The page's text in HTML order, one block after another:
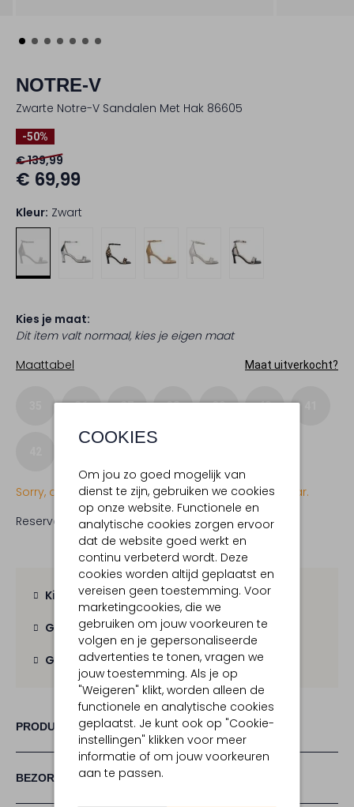
COOKIES
Om jou zo goed mogelijk van
dienst te zijn, gebruiken we cookies
op onze website. Functionele en
analytische cookies zorgen ervoor
dat de website goed werkt en
continu verbeterd wordt. Deze
cookies worden altijd geplaatst en
vereisen geen toestemming. Voor
marketingcookies, die we
gebruiken om jouw voorkeuren te
volgen en je gepersonaliseerde
advertenties te tonen, vragen we
jouw toestemming. Als je op
"Weigeren" klikt, worden alleen de
functionele en analytische cookies
geplaatst. Je kunt ook op "Cookie-
instellingen" klikken voor meer
informatie of om jouw voorkeuren
aan te passen.
NOTRE-V
Zwarte Notre-V Sandalen Met Hak 86605
-50%
€ 139,99
€ 69,99
Kleur: Zwart
Kies je maat:
Dit item valt normaal, kies je eigen maat
Maattabel
Maat uitverkocht?
36 37 38 39 40
Sorry, dit item is momenteel (nog) niet beschikbaar.
Reserveer direct in een van onze 19 boutiques
Kies zelf je bezorgmoment
Gratis verzendingvanaf € 100,-
Gratis retourbinnen 30 dagen
PRODUCT INFORMATIE
BEZORGEN & RETOURNEREN